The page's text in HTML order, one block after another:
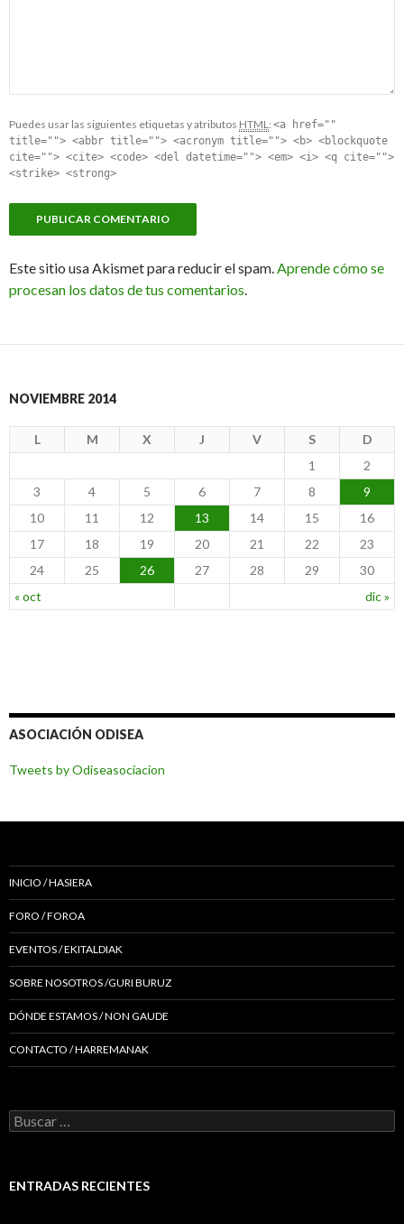
Puedes usar las siguientes etiquetas y atributos HTML : <a href=""
title=""> <abbr title=""> <acronym title=""> <b> <blockquote
cite=""> <cite> <code> <del datetime=""> <em> <i> <q cite="">
<strike> <strong>
Este sitio usa Akismet para reducir el spam.Aprende cómo se
procesan los datos de tus comentarios.
NOVIEMBRE 2014
L M X J V S D
« oct dic »
1
2
3
4 5 6 7 8
9
10
11 12 13 14 15
16
17
18 19 20 21 22
23
24
25 26 27 28 29 30
ASOCIACIÓN ODISEA
Tweets by Odiseasociacion
INICIO / HASIERA
FORO / FOROA
EVENTOS / EKITALDIAK
SOBRE NOSOTROS /GURI BURUZ
DÓNDE ESTAMOS / NON GAUDE
CONTACTO / HARREMANAK
Buscar:
ENTRADAS RECIENTES